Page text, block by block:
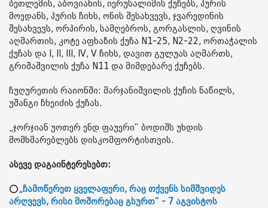
ბეთლემის, აბოვიანის, იერუსალიმის ქუჩებს, პურის
მოედანს, პურის ჩიხს, ონის შესახვევს, ჯვარედინის
შესახვევს, ორპირის, სამღებროს, გორგასლის, ღვინის
აღმართის, კოტე აფხაზის ქუჩა N1-25, N2-22, ორთაჭალის
ქუჩას და I, II, III, IV, V ჩიხს, დავით გულუას აღმართს,
გრიშაშვილის ქუჩა N11 და მიმდებარე ქუჩებს.
ჩუღურეთის რაიონში: მარჯანიშვილის ქუჩის ნაწილს,
უშანგი ჩხეიძის ქუჩას.
„ჯორჯიან უოთერ ენდ ფაუერი“ ბოდიშს უხდის
მომხმარებლებს დისკომფორტისთვის.
ასევე დაგაინტერესებთ:
⭕„ჩამოწერეთ ყველაფერი, რაც თქვენს სიმშვიდეს
არღვევს, რისი მოშორებაც გსურთ“ - 7 აგვისტოს